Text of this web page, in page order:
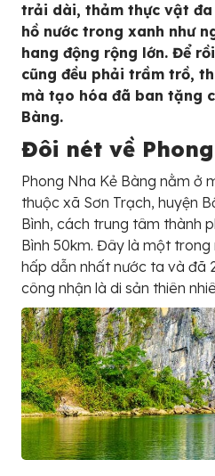
trải dài, thảm thực vật
hồ nước trong xanh như
hang động rộng lớn. Để
cũng đều phải trầm trồ,
mà tạo hóa đã ban tặng
Bàng.
Đôi nét về
Phong Nha Kẻ Bàng nằm ở
thuộc xã Sơn Trạch, huyện
Bình, cách trung tâm thành
Bình 50km. Đây là một trong
hấp dẫn nhất nước ta và đã
công nhận là di sản thiên